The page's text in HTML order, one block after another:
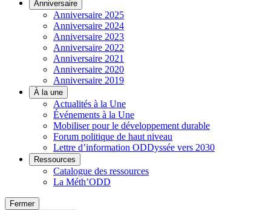
Anniversaire
Anniversaire 2025
Anniversaire 2024
Anniversaire 2023
Anniversaire 2022
Anniversaire 2021
Anniversaire 2020
Anniversaire 2019
À la une
Actualités à la Une
Événements à la Une
Mobiliser pour le développement durable
Forum politique de haut niveau
Lettre d’information ODDyssée vers 2030
Ressources
Catalogue des ressources
La Méth’ODD
Fermer